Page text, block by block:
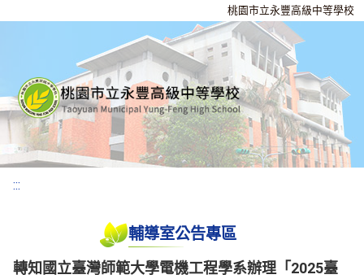
桃園市立永豐高級中等學校
:::
輔導室公告專區
轉知國立臺灣師範大學電機工程學系辦理「2025臺